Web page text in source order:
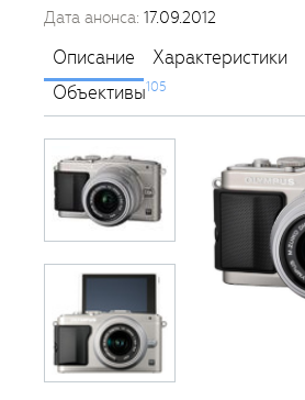
Дата анонса: 17.09.2012
Описание Характеристики
Объективы105